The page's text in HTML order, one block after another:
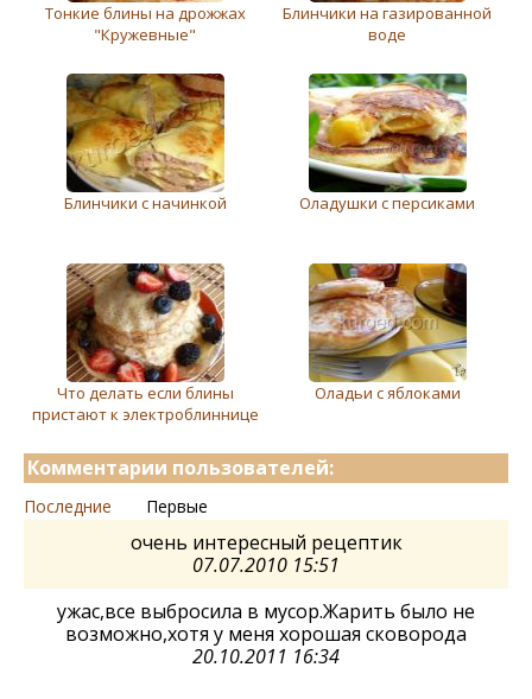
Тонкие блины на дрожжах
"Кружевные"
Блинчики на газированной
воде
Блинчики с начинкой Оладушки с персиками
Что делать если блины
пристают к электроблиннице
Оладьи с яблоками
Комментарии пользователей:
Последние Первые
очень интересный рецептик
07.07.2010 15:51
ужас,все выбросила в мусор.Жарить было не
возможно,хотя у меня хорошая сковорода
20.10.2011 16:34